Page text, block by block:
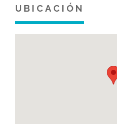
UBICACIÓN